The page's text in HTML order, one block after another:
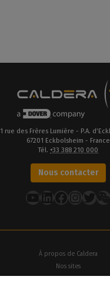
1 rue des Frères Lumière - P.A.
67201 Eckbolsheim - France
Tél. +33 388 210 000
Nous contacter
YouTube
LinkedIn
Facebook
À propos de Caldera
Nos sites